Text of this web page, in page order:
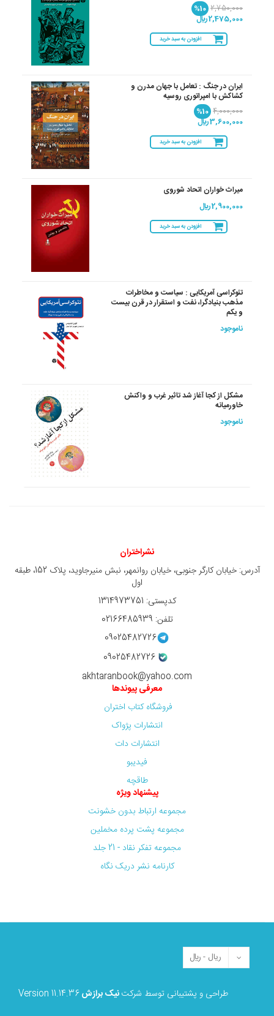
2,750,000
%10
2,475,000 ريال
افزودن به سبد خرید
ایران در جنگ : تعامل با جهان مدرن و
کشاکش با امپراتوری روسیه
4,000,000
%10
3,600,000 ريال
افزودن به سبد خرید
میراث‌ خواران اتحاد شوروی
2,900,000 ريال
افزودن به سبد خرید
تئوکراسی آمریکایی : سیاست و مخاطرات
مذهب بنیادگرا، نفت و استقرار در قرن بیست
و یکم
ناموجود
مشکل از کجا آغاز شد تاثیر غرب و واکنش
خاورمیانه
ناموجود
نشراختران
آدرس: خیابان کارگر جنوبی، خیابان روانمهر، نبش منیرجاوید، پلاک 152، طبقه
اول
کدپستی: 1314973751
تلفن: 02166485939
09025482726
09025482726
akhtaranbook@yahoo.com
معرفی پیوندها
فروشگاه کتاب اختران
انتشارات پژواک
انتشارات دات
فیدیبو
طاقچه
پیشنهاد ویژه
مجموعه ارتباط بدون خشونت
مجموعه پشت پرده مخملین
مجموعه تفکر نقاد - 21 جلد
کارنامه نشر دریک نگاه
طراحی و پشتیبانی توسط شرکتنیک برازشVersion 11.14.36